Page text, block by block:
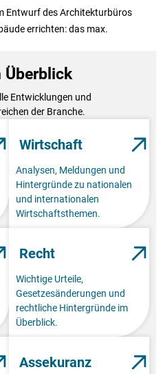
Entwurf des Architekturbüros
errichten: das max.
Überblick
Entwicklungen und
der Branche.
Wirtschaft
Analysen, Meldungen und
Hintergründe zu nationalen
und internationalen
Wirtschaftsthemen.
Recht
Wichtige Urteile,
Gesetzesänderungen und
rechtliche Hintergründe im
Überblick.
Assekuranz